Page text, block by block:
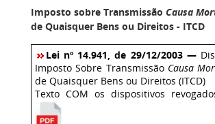
Imposto sobre Transmissão Causa
de Quaisquer Bens ou Direitos - ITCD
Lei nº 14.941, de 29/12/2003 —
Imposto Sobre Transmissão Causa
de Quaisquer Bens ou Direitos (ITCD)
Texto COM os dispositivos